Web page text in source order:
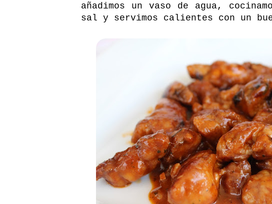
añadimos un vaso de agua,
sal y servimos calientes con un